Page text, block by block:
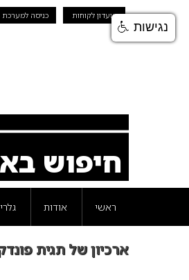
מועדון לקוחות כניסה למערכת
חיפוש
ראשי אודות
ארכיון של תגית
נגישות